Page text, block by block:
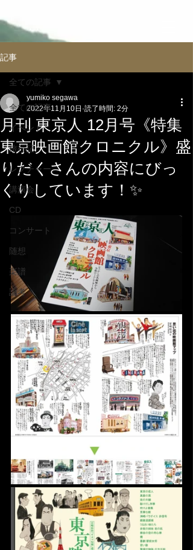
記事
全ての記事
イべント
旅行記
レクチャー
講演会
CD
コンサート
随想
楽譜
論考
全ての記事
月刊 東京人 12月号《特集
東京映画館クロニクル》盛
りだくさんの内容にびっ
くりしています！✨
yumiko segawa
2022年11月10日 読了時間: 2分